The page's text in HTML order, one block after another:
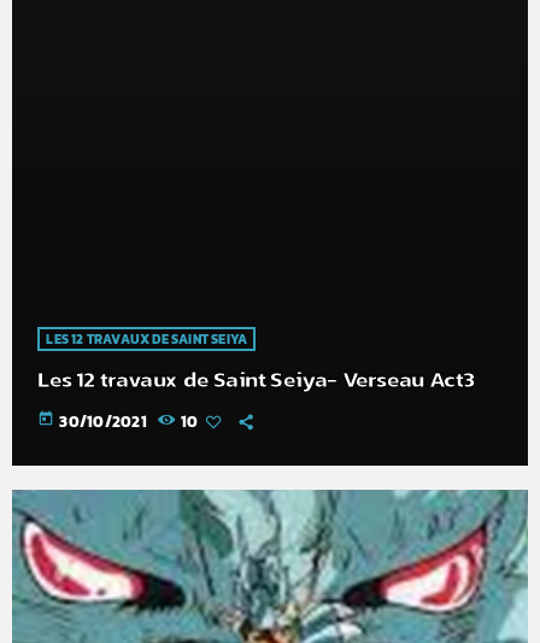
LES 12 TRAVAUX DE SAINT SEIYA
Les 12 travaux de Saint Seiya- Verseau Act3
today 30/10/2021 10